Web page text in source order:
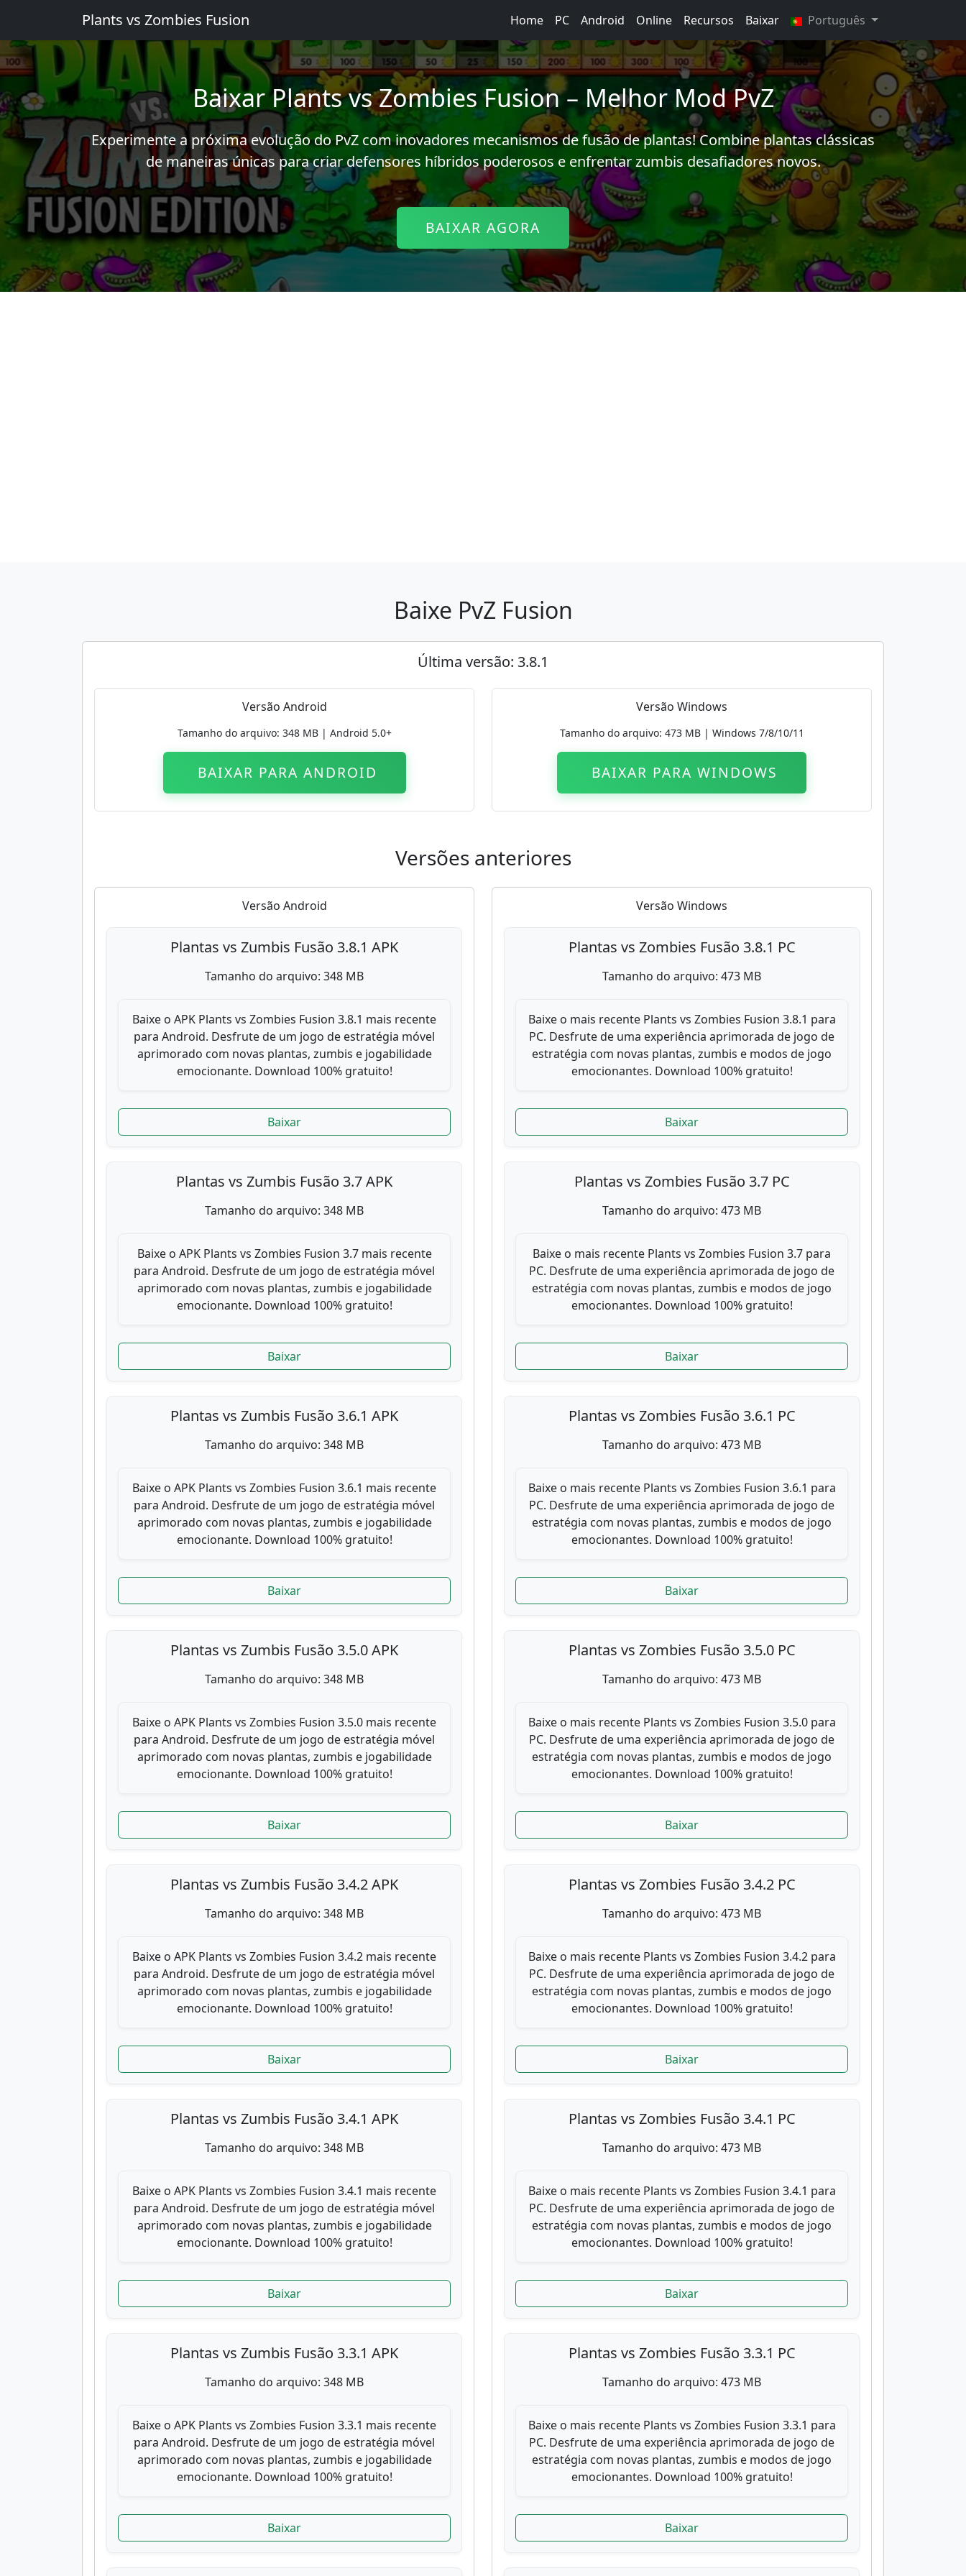
Plants vs Zombies Fusion Home PC Android Online Recursos Baixar Português
Baixar Plants vs Zombies Fusion – Melhor Mod PvZ
Experimente a próxima evolução do PvZ com inovadores mecanismos de fusão de plantas! Combine plantas clássicas
de maneiras únicas para criar defensores híbridos poderosos e enfrentar zumbis desafiadores novos.
BAIXAR AGORA
Baixe PvZ Fusion
Última versão: 3.8.1
Versão Android
Tamanho do arquivo: 348 MB | Android 5.0+
BAIXAR PARA ANDROID
Versão Windows
Tamanho do arquivo: 473 MB | Windows 7/8/10/11
BAIXAR PARA WINDOWS
Versões anteriores
Versão Android
Plantas vs Zumbis Fusão 3.8.1 APK
Tamanho do arquivo: 348 MB
Baixe o APK Plants vs Zombies Fusion 3.8.1 mais recente
para Android. Desfrute de um jogo de estratégia móvel
aprimorado com novas plantas, zumbis e jogabilidade
emocionante. Download 100% gratuito!
Baixar
Plantas vs Zumbis Fusão 3.7 APK
Tamanho do arquivo: 348 MB
Baixe o APK Plants vs Zombies Fusion 3.7 mais recente
para Android. Desfrute de um jogo de estratégia móvel
aprimorado com novas plantas, zumbis e jogabilidade
emocionante. Download 100% gratuito!
Baixar
Plantas vs Zumbis Fusão 3.6.1 APK
Tamanho do arquivo: 348 MB
Baixe o APK Plants vs Zombies Fusion 3.6.1 mais recente
para Android. Desfrute de um jogo de estratégia móvel
aprimorado com novas plantas, zumbis e jogabilidade
emocionante. Download 100% gratuito!
Baixar
Plantas vs Zumbis Fusão 3.5.0 APK
Tamanho do arquivo: 348 MB
Baixe o APK Plants vs Zombies Fusion 3.5.0 mais recente
para Android. Desfrute de um jogo de estratégia móvel
aprimorado com novas plantas, zumbis e jogabilidade
emocionante. Download 100% gratuito!
Baixar
Plantas vs Zumbis Fusão 3.4.2 APK
Tamanho do arquivo: 348 MB
Baixe o APK Plants vs Zombies Fusion 3.4.2 mais recente
para Android. Desfrute de um jogo de estratégia móvel
aprimorado com novas plantas, zumbis e jogabilidade
emocionante. Download 100% gratuito!
Baixar
Plantas vs Zumbis Fusão 3.4.1 APK
Tamanho do arquivo: 348 MB
Baixe o APK Plants vs Zombies Fusion 3.4.1 mais recente
para Android. Desfrute de um jogo de estratégia móvel
aprimorado com novas plantas, zumbis e jogabilidade
emocionante. Download 100% gratuito!
Baixar
Plantas vs Zumbis Fusão 3.3.1 APK
Tamanho do arquivo: 348 MB
Baixe o APK Plants vs Zombies Fusion 3.3.1 mais recente
para Android. Desfrute de um jogo de estratégia móvel
aprimorado com novas plantas, zumbis e jogabilidade
emocionante. Download 100% gratuito!
Baixar
Versão Windows
Plantas vs Zombies Fusão 3.8.1 PC
Tamanho do arquivo: 473 MB
Baixe o mais recente Plants vs Zombies Fusion 3.8.1 para
PC. Desfrute de uma experiência aprimorada de jogo de
estratégia com novas plantas, zumbis e modos de jogo
emocionantes. Download 100% gratuito!
Baixar
Plantas vs Zombies Fusão 3.7 PC
Tamanho do arquivo: 473 MB
Baixe o mais recente Plants vs Zombies Fusion 3.7 para
PC. Desfrute de uma experiência aprimorada de jogo de
estratégia com novas plantas, zumbis e modos de jogo
emocionantes. Download 100% gratuito!
Baixar
Plantas vs Zombies Fusão 3.6.1 PC
Tamanho do arquivo: 473 MB
Baixe o mais recente Plants vs Zombies Fusion 3.6.1 para
PC. Desfrute de uma experiência aprimorada de jogo de
estratégia com novas plantas, zumbis e modos de jogo
emocionantes. Download 100% gratuito!
Baixar
Plantas vs Zombies Fusão 3.5.0 PC
Tamanho do arquivo: 473 MB
Baixe o mais recente Plants vs Zombies Fusion 3.5.0 para
PC. Desfrute de uma experiência aprimorada de jogo de
estratégia com novas plantas, zumbis e modos de jogo
emocionantes. Download 100% gratuito!
Baixar
Plantas vs Zombies Fusão 3.4.2 PC
Tamanho do arquivo: 473 MB
Baixe o mais recente Plants vs Zombies Fusion 3.4.2 para
PC. Desfrute de uma experiência aprimorada de jogo de
estratégia com novas plantas, zumbis e modos de jogo
emocionantes. Download 100% gratuito!
Baixar
Plantas vs Zombies Fusão 3.4.1 PC
Tamanho do arquivo: 473 MB
Baixe o mais recente Plants vs Zombies Fusion 3.4.1 para
PC. Desfrute de uma experiência aprimorada de jogo de
estratégia com novas plantas, zumbis e modos de jogo
emocionantes. Download 100% gratuito!
Baixar
Plantas vs Zombies Fusão 3.3.1 PC
Tamanho do arquivo: 473 MB
Baixe o mais recente Plants vs Zombies Fusion 3.3.1 para
PC. Desfrute de uma experiência aprimorada de jogo de
estratégia com novas plantas, zumbis e modos de jogo
emocionantes. Download 100% gratuito!
Baixar